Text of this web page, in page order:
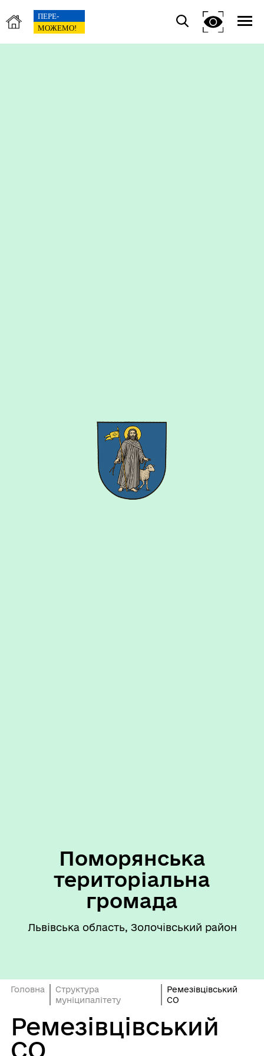
Поморянська
територіальна
громада
Львівська область, Золочівський район
Головна
Структура
муніципалітету
Ремезівцівський
СО
Ремезівцівський
СО